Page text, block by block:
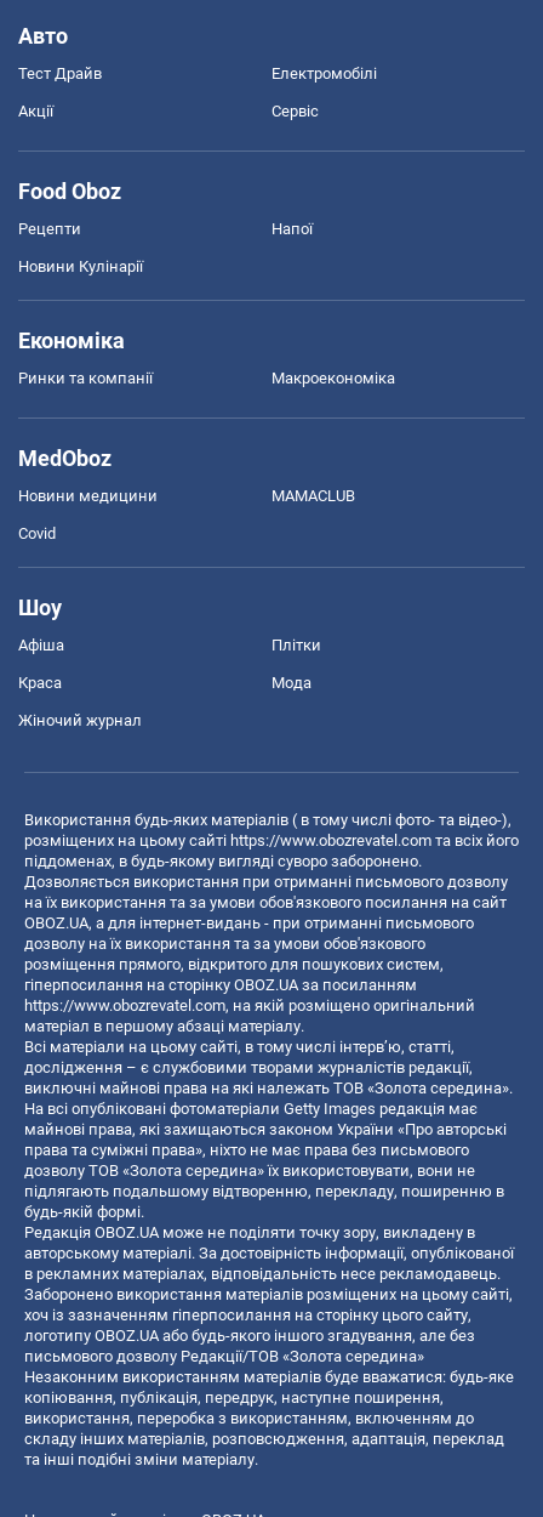
Авто
Тест Драйв Електромобілі
Акції Сервіс
Food Oboz
Рецепти Напої
Новини Кулінарії
Економіка
Ринки та компанії Макроекономіка
MedOboz
Новини медицини MAMACLUB
Covid
Шоу
Афіша Плітки
Краса Мода
Жіночий журнал
Використання будь-яких матеріалів ( в тому числі фото- та відео-),
розміщених на цьому сайті https://www.obozrevatel.com та всіх його
піддоменах, в будь-якому вигляді суворо заборонено.
Дозволяється використання при отриманні письмового дозволу
на їх використання та за умови обов'язкового посилання на сайт
OBOZ.UA, а для інтернет-видань - при отриманні письмового
дозволу на їх використання та за умови обов'язкового
розміщення прямого, відкритого для пошукових систем,
гіперпосилання на сторінку OBOZ.UA за посиланням
https://www.obozrevatel.com, на якій розміщено оригінальний
матеріал в першому абзаці матеріалу.
Всі матеріали на цьому сайті, в тому числі інтерв’ю, статті,
дослідження – є службовими творами журналістів редакції,
виключні майнові права на які належать ТОВ «Золота середина».
На всі опубліковані фотоматеріали Getty Images редакція має
майнові права, які захищаються законом України «Про авторські
права та суміжні права», ніхто не має права без письмового
дозволу ТОВ «Золота середина» їх використовувати, вони не
підлягають подальшому відтворенню, перекладу, поширенню в
будь-якій формі.
Редакція OBOZ.UA може не поділяти точку зору, викладену в
авторському матеріалі. За достовірність інформації, опублікованої
в рекламних матеріалах, відповідальність несе рекламодавець.
Заборонено використання матеріалів розміщених на цьому сайті,
хоч із зазначенням гіперпосилання на сторінку цього сайту,
логотипу OBOZ.UA або будь-якого іншого згадування, але без
письмового дозволу Редакції/ТОВ «Золота середина»
Незаконним використанням матеріалів буде вважатися: будь-яке
копiювання, публiкацiя, передрук, наступне поширення,
використання, переробка з використанням, включенням до
складу інших матеріалів, розповсюдження, адаптація, переклад
та інші подібні зміни матеріалу.